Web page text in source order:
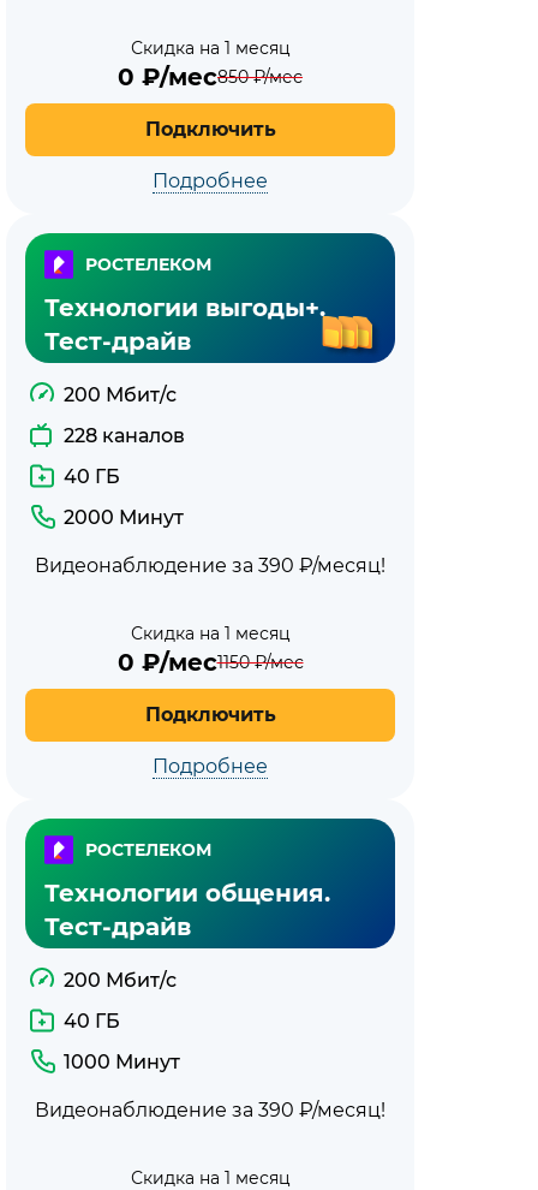
Скидка на 1 месяц
0 ₽/мес850₽/мес
Подключить
Подробнее
РОСТЕЛЕКОМ
Технологии выгоды+.
Тест-драйв
200 Мбит/с
228 каналов
40 ГБ
2000 Минут
Видеонаблюдение за 390 ₽/месяц!
Скидка на 1 месяц
0 ₽/мес1150₽/мес
Подключить
Подробнее
РОСТЕЛЕКОМ
Технологии общения.
Тест-драйв
200 Мбит/с
40 ГБ
1000 Минут
Видеонаблюдение за 390 ₽/месяц!
Скидка на 1 месяц